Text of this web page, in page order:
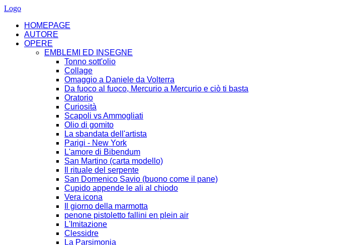
Logo
HOMEPAGE
AUTORE
OPERE
EMBLEMI ED INSEGNE
Tonno sott'olio
Collage
Omaggio a Daniele da Volterra
Da fuoco al fuoco, Mercurio a Mercurio e ciò ti basta
Oratorio
Curiosità
Scapoli vs Ammogliati
Olio di gomito
La sbandata dell'artista
Parigi - New York
L'amore di Bibendum
San Martino (carta modello)
Il rituale del serpente
San Domenico Savio (buono come il pane)
Cupido appende le ali al chiodo
Vera icona
Il giorno della marmotta
penone pistoletto fallini en plein air
L'Imitazione
Clessidre
La Parsimonia